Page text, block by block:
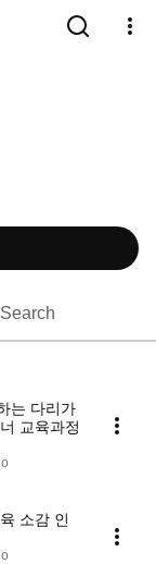
Search
는 다리가
교육과정
소감 인